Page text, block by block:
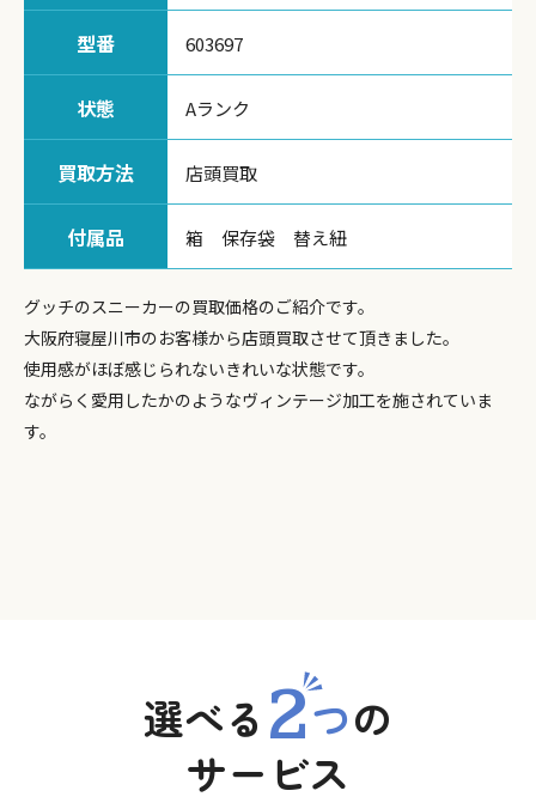
型番 603697
状態 Aランク
買取方法 店頭買取
付属品 箱 保存袋 替え紐
グッチのスニーカーの買取価格のご紹介です。
大阪府寝屋川市のお客様から店頭買取させて頂きました。
使用感がほぼ感じられないきれいな状態です。
ながらく愛用したかのようなヴィンテージ加工を施されていま
す。
選べる 2つの
サービス